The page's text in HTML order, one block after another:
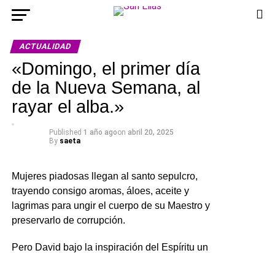
ACTUALIDAD
«Domingo, el primer día
de la Nueva Semana, al
rayar el alba.»
Published 1 año agoon abril 20, 2025
By saeta
Mujeres piadosas llegan al santo sepulcro,
trayendo consigo aromas, áloes, aceite y
lagrimas para ungir el cuerpo de su Maestro y
preservarlo de corrupción.
Pero David bajo la inspiración del Espíritu un